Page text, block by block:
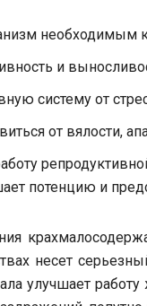
необходимым
и
систему от
от вялости,
потенцию и
несет
улучшает